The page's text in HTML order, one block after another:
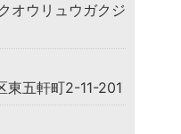
オウリュウガクジ
東五軒町2-11-201